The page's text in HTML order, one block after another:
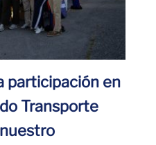
participación en
Transporte